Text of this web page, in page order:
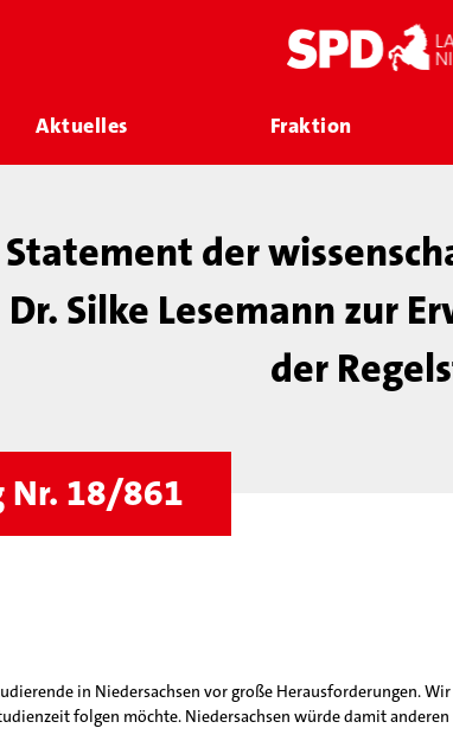
Aktuelles Fraktion
Statement der
Dr. Silke Lesemann zur
der
Nr. 18/861
in Niedersachsen vor große Herausforderungen.
folgen möchte. Niedersachsen würde damit